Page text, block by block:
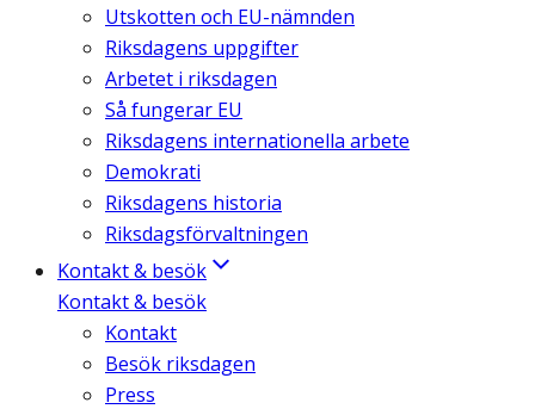
Utskotten och EU-nämnden
Riksdagens uppgifter
Arbetet i riksdagen
Så fungerar EU
Riksdagens internationella arbete
Demokrati
Riksdagens historia
Riksdagsförvaltningen
Kontakt & besök
Kontakt & besök
Kontakt
Besök riksdagen
Press